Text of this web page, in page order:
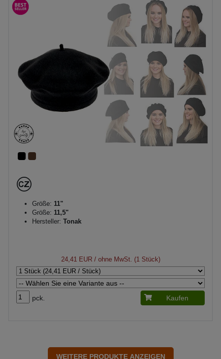
Größe: 11"
Größe: 11,5"
Hersteller: Tonak
24,41 EUR/ ohne MwSt. (1 Stück)
pck. Kaufen